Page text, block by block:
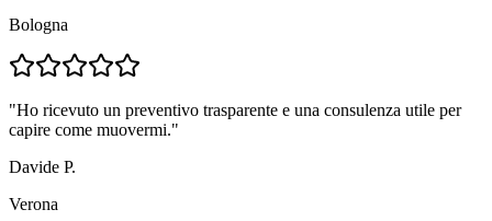
Bologna
"Ho ricevuto un preventivo trasparente e una consulenza utile per
capire come muovermi."
Davide P.
Verona